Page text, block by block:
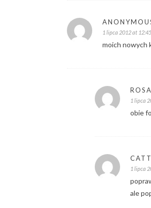
1 lipca 2012 at 12:45
moich nowych
1 lipca
obie
1 lipca
ale